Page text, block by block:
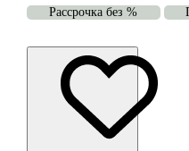
Рассрочка без %